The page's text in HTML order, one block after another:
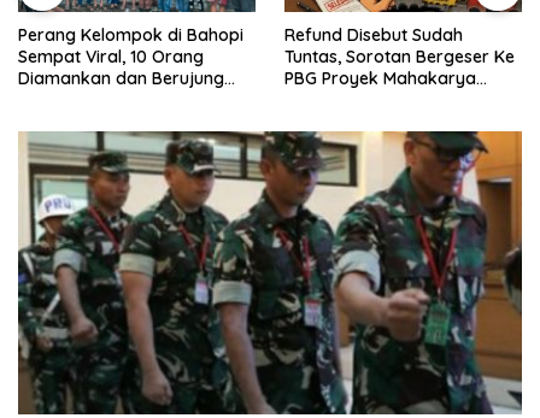
Perang Kelompok di Bahopi
Sempat Viral, 10 Orang
Diamankan dan Berujung
Refund Disebut Sudah
Tuntas, Sorotan Bergeser Ke
PBG Proyek Mahakarya